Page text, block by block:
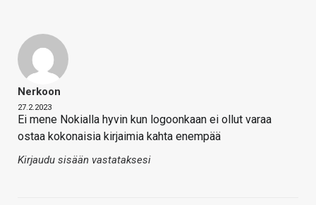
Nerkoon
27.2.2023
Ei mene Nokialla hyvin kun logoonkaan ei ollut varaa
ostaa kokonaisia kirjaimia kahta enempää
Kirjaudu sisään vastataksesi